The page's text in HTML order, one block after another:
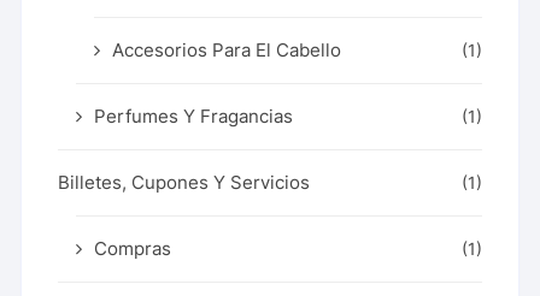
Accesorios Para El Cabello (1)
Perfumes Y Fragancias (1)
Billetes, Cupones Y Servicios (1)
Compras (1)